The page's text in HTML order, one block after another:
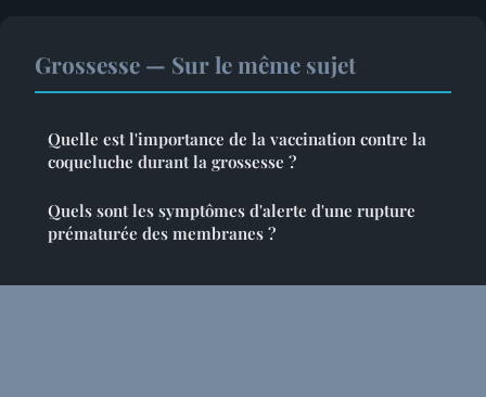
Grossesse — Sur le même sujet
Quelle est l'importance de la vaccination contre la
coqueluche durant la grossesse ?
Quels sont les symptômes d'alerte d'une rupture
prématurée des membranes ?